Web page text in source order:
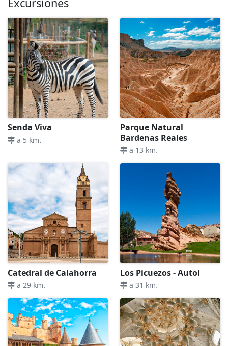
Senda Viva
a 5 km.
Parque Natural
Bardenas Reales
a 13 km.
Catedral de Calahorra
a 29 km.
Los Picuezos - Autol
a 31 km.